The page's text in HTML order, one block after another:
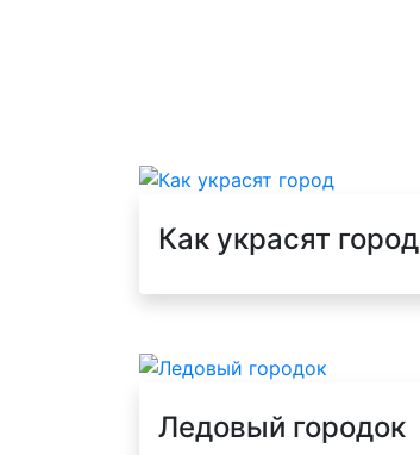
Как украсят город
Ледовый городок